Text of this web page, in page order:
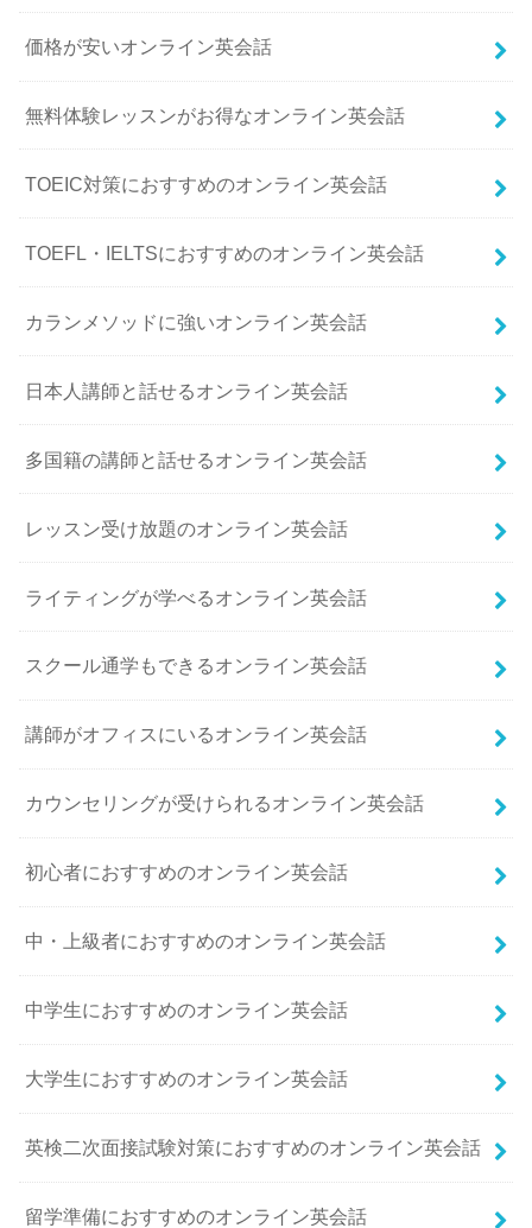
価格が安いオンライン英会話
無料体験レッスンがお得なオンライン英会話
TOEIC対策におすすめのオンライン英会話
TOEFL・IELTSにおすすめのオンライン英会話
カランメソッドに強いオンライン英会話
日本人講師と話せるオンライン英会話
多国籍の講師と話せるオンライン英会話
レッスン受け放題のオンライン英会話
ライティングが学べるオンライン英会話
スクール通学もできるオンライン英会話
講師がオフィスにいるオンライン英会話
カウンセリングが受けられるオンライン英会話
初心者におすすめのオンライン英会話
中・上級者におすすめのオンライン英会話
中学生におすすめのオンライン英会話
大学生におすすめのオンライン英会話
英検二次面接試験対策におすすめのオンライン英会話
留学準備におすすめのオンライン英会話